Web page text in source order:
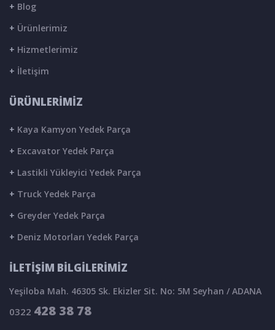
+ Blog
+ Ürünlerimiz
+ Hizmetlerimiz
+ İletişim
ÜRÜNLERİMİZ
+ Kaya Kamyon Yedek Parça
+ Excavator Yedek Parça
+ Lastikli Yükleyici Yedek Parça
+ Truck Yedek Parça
+ Greyder Yedek Parça
+ Deniz Motorları Yedek Parça
İLETİŞİM BİLGİLERİMİZ
Yeşiloba Mah. 46305 Sk. Ekizler Sit. No: 5M Seyhan / ADANA
0322 428 38 78